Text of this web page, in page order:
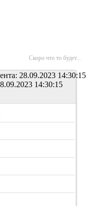
Скоро что то будет...
28.09.2023 14:30:15
14:30:15